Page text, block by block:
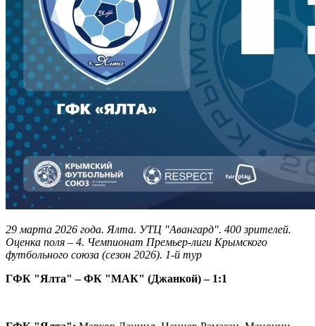
29 марта 2026 года. Ялта. УТЦ "Авангард". 400 зрителей.
Оценка поля – 4. Чемпионат Премьер-лиги Крымского
футбольного союза (сезон 2026). 1-й тур
ГФК "Ялта" – ФК "МАК" (Джанкой) – 1:1